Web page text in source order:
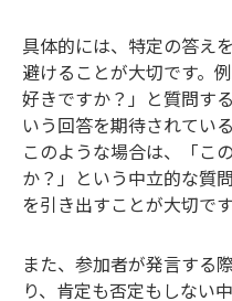
具体的には、特定の答え
避けることが大切です。
好きですか？」と質問す
いう回答を期待されてい
このような場合は、「こ
か？」という中立的な質
を引き出すことが大切です
また、参加者が発言する
り、肯定も否定もしない